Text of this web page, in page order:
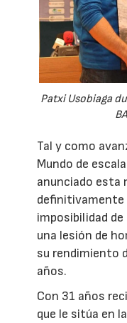
Patxi Usobiaga
Tal y como
Mundo de
anunciado esta
definitivamente
imposibilidad
una lesión de
su rendimiento
años.
Con 31 años
que le sitúa en